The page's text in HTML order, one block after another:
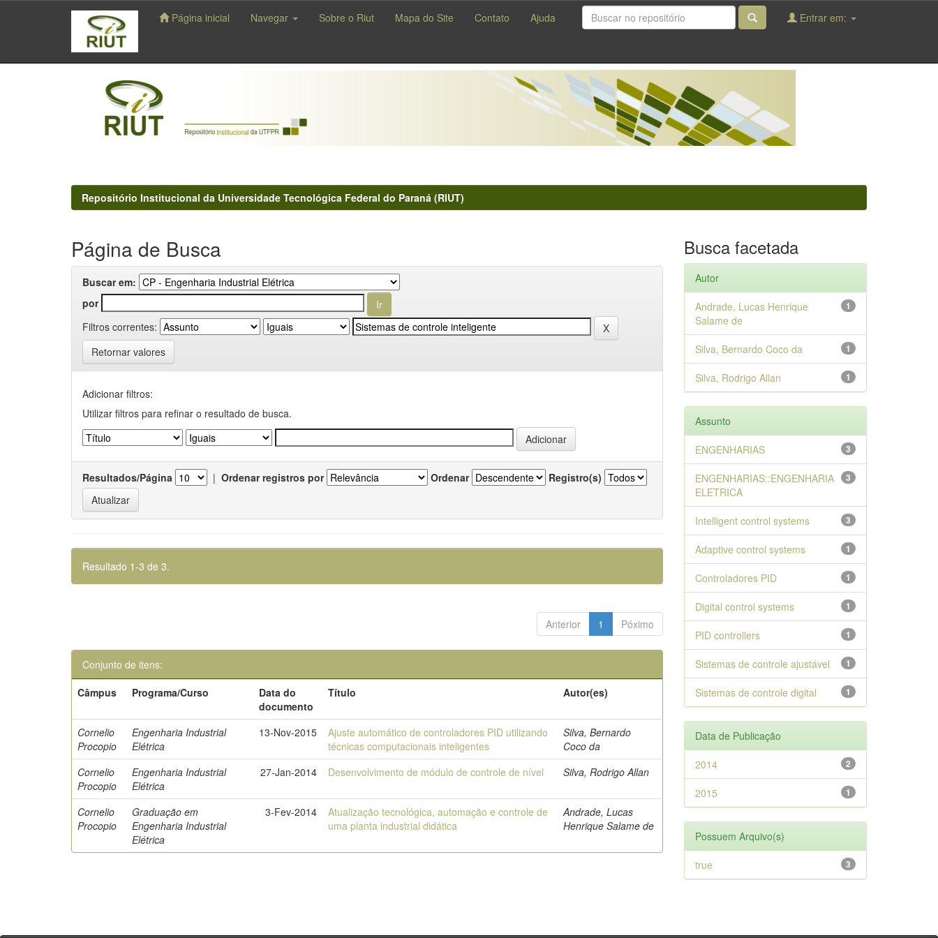
navigation
Página inicial Navegar Sobre o Riut Mapa do Site Contato Ajuda Entrar em:
Repositório Institucional da Universidade Tecnológica Federal do Paraná (RIUT)
Página de Busca
Buscar em:
por
Filtros correntes:
Retornar valores
Adicionar filtros:
Utilizar filtros para refinar o resultado de busca.
Resultados/Página | Ordenar registros por Ordenar Registro(s)
Resultado 1-3 de 3.
Anterior 1 Póximo
Conjunto de itens:
Câmpus
Programa/Curso
Data do
documento
Título Autor(es)
Cornelio
Procopio
Engenharia Industrial
Elétrica
13-Nov-2015
Ajuste automático de controladores PID utilizando
técnicas computacionais inteligentes
Silva, Bernardo
Coco da
Cornelio
Procopio
Engenharia Industrial
Elétrica
27-Jan-2014 Desenvolvimento de módulo de controle de nível Silva, Rodrigo Allan
Cornelio
Procopio
Graduação em
Engenharia Industrial
Elétrica
3-Fev-2014
Atualização tecnológica, automação e controle de
uma planta industrial didática
Andrade, Lucas
Henrique Salame de
Busca facetada
Autor
1
Andrade, Lucas Henrique
Salame de
1
Silva, Bernardo Coco da
1
Silva, Rodrigo Allan
Assunto
3
ENGENHARIAS
3
ENGENHARIAS::ENGENHARIA
ELETRICA
3
Intelligent control systems
1
Adaptive control systems
1
Controladores PID
1
Digital control systems
1
PID controllers
1
Sistemas de controle ajustável
1
Sistemas de controle digital
Data de Publicação
2
2014
1
2015
Possuem Arquivo(s)
3
true